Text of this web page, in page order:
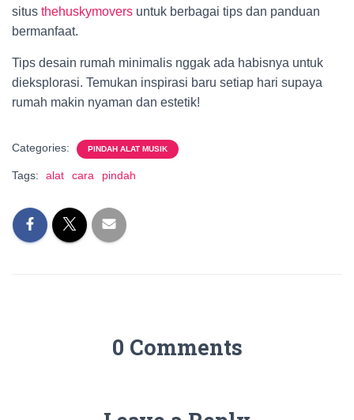
situs thehuskymovers untuk berbagai tips dan panduan
bermanfaat.
Tips desain rumah minimalis nggak ada habisnya untuk
dieksplorasi. Temukan inspirasi baru setiap hari supaya
rumah makin nyaman dan estetik!
Categories: PINDAH ALAT MUSIK
Tags: alat cara pindah
0 Comments